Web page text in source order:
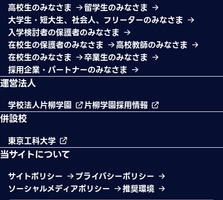
高校生のみなさま
留学生のみなさま
大学生・短大生、社会人、フリーターのみなさま
入学検討者の保護者のみなさま
在校生の保護者のみなさま
高校教師のみなさま
在校生のみなさま
卒業生のみなさま
採用企業・パートナーのみなさま
運営法人
学校法人片柳学園 片柳学園採用情報
併設校
東京工科大学
当サイトについて
サイトポリシー
プライバシーポリシー
ソーシャルメディアポリシー
推奨環境